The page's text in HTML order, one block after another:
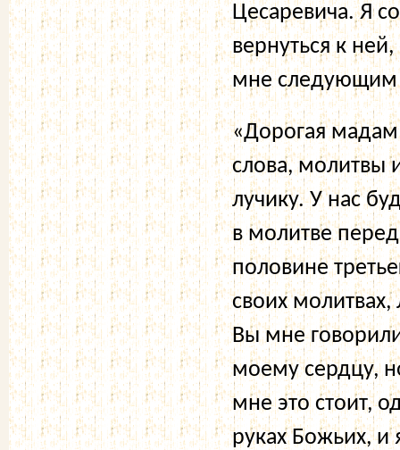
Цесаревича. Я
вернуться к
мне
«Дорогая
слова,
лучику. У нас
в молитве
половине
своих
Вы мне
моему сердцу,
мне это стоит,
руках Божьих, и